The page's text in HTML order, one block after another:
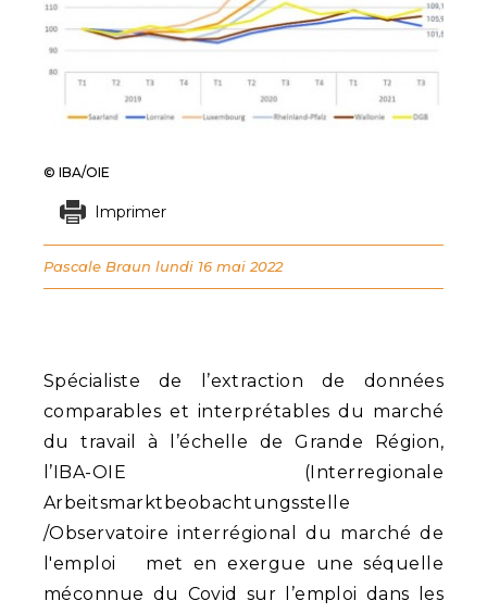
Spécialiste de l’extraction de données
comparables et interprétables du marché
du travail à l’échelle de Grande Région,
l’IBA-OIE (Interregionale
Arbeitsmarktbeobachtungsstelle
/Observatoire interrégional du marché de
l'emploi met en exergue une séquelle
méconnue du Covid sur l’emploi dans les
© IBA/OIE
Imprimer
Pascale Braun lundi 16 mai 2022